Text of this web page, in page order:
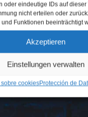
oder eindeutige IDs auf
nicht erteilen oder
Funktionen beeinträchtigt
Akzeptieren
Einstellungen verwalten
cookiesProtección de